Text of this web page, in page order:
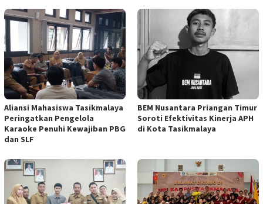
Aliansi Mahasiswa Tasikmalaya
Peringatkan Pengelola
Karaoke Penuhi Kewajiban PBG
dan SLF
BEM Nusantara Priangan Timur
Soroti Efektivitas Kinerja APH
di Kota Tasikmalaya